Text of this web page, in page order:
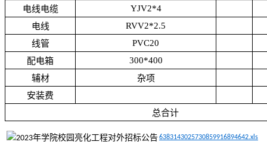
电线电缆
YJV2*4
电线
RVV2*2.5
线管
PVC20
配电箱
300*400
辅材
杂项
安装费
总合计
6383143025730859916894642.xls